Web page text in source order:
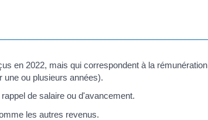
en 2022, mais qui correspondent à la rémunération
ou plusieurs années).
de salaire ou d'avancement.
les autres revenus.